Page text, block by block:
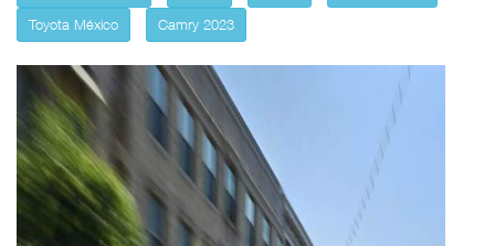
Toyota México
Camry 2023